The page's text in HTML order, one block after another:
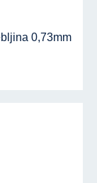
0,73mm